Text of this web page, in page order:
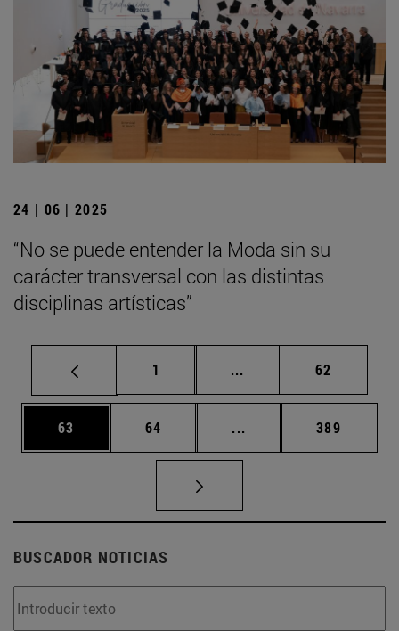
24 | 06 | 2025
“No se puede entender la Moda sin su
carácter transversal con las distintas
disciplinas artísticas”
Página
1 ... Páginas intermedias
Página
62
Página
63 Página
64 ... Páginas intermedias
Página
389
BUSCADOR NOTICIAS